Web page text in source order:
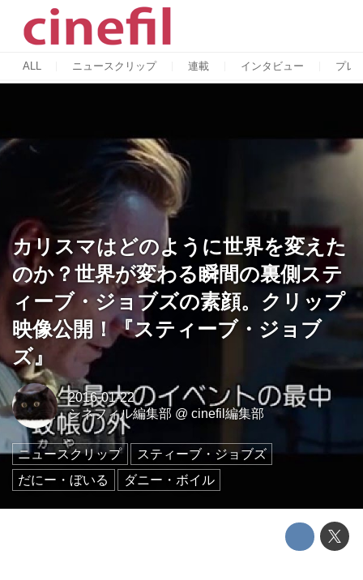
ALL ニュースクリップ 連載 インタビュー プレ
カリスマはどのように世界を変えた
のか？世界が変わる瞬間の裏側ステ
ィーブ・ジョブズの素顔。クリップ
映像公開！『スティーブ・ジョブ
ズ』
2016-01-22
シネフィル編集部 @ cinefil編集部
ニュースクリップ
スティーブ・ジョブズ
だにー・ぼいる
ダニー・ボイル